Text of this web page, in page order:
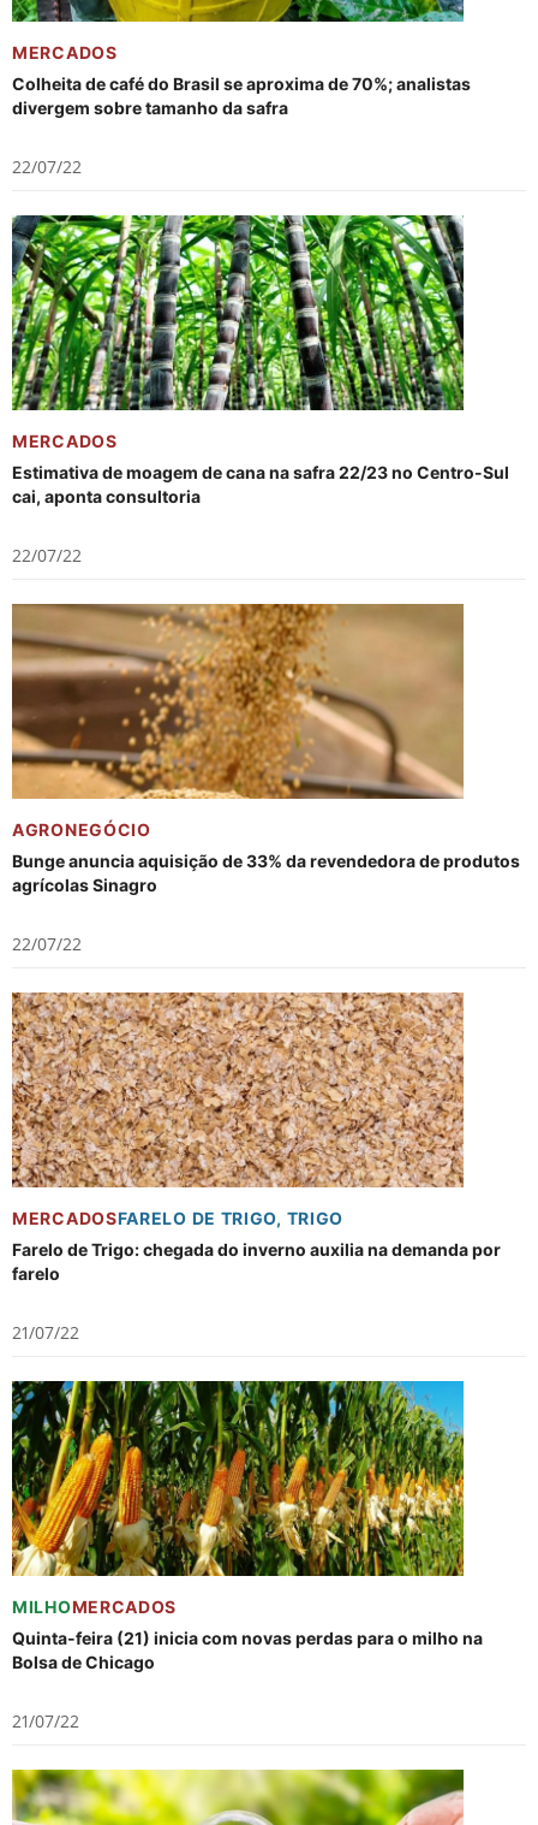
MERCADOS
Colheita de café do Brasil se aproxima de 70%; analistas
divergem sobre tamanho da safra
22/07/22
MERCADOS
Estimativa de moagem de cana na safra 22/23 no Centro-Sul
cai, aponta consultoria
22/07/22
AGRONEGÓCIO
Bunge anuncia aquisição de 33% da revendedora de produtos
agrícolas Sinagro
22/07/22
MERCADOSFARELO DE TRIGO, TRIGO
Farelo de Trigo: chegada do inverno auxilia na demanda por
farelo
21/07/22
MILHOMERCADOS
Quinta-feira (21) inicia com novas perdas para o milho na
Bolsa de Chicago
21/07/22